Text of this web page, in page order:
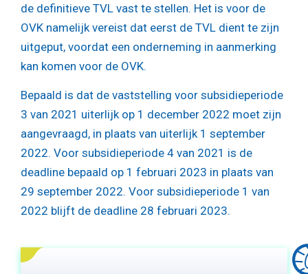
de definitieve TVL vast te stellen. Het is voor de
OVK namelijk vereist dat eerst de TVL dient te zijn
uitgeput, voordat een onderneming in aanmerking
kan komen voor de OVK.
Bepaald is dat de vaststelling voor subsidieperiode
3 van 2021 uiterlijk op 1 december 2022 moet zijn
aangevraagd, in plaats van uiterlijk 1 september
2022. Voor subsidieperiode 4 van 2021 is de
deadline bepaald op 1 februari 2023 in plaats van
29 september 2022. Voor subsidieperiode 1 van
2022 blijft de deadline 28 februari 2023.